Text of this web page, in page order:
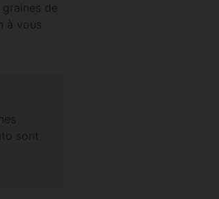
de
à vous